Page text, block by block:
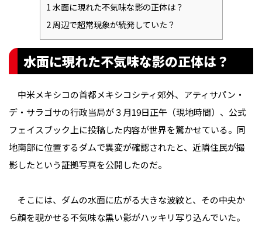
1水面に現れた不気味な影の正体は？
2周辺で超常現象が続発していた？
水面に現れた不気味な影の正体は？
中米メキシコの首都メキシコシティ郊外、アティサパン・
デ・サラゴサの行政当局が３月19日正午（現地時間）、公式
フェイスブック上に投稿した内容が世界を驚かせている。同
地南部に位置するダムで異変が確認された――と、近隣住民が撮
影したという証拠写真を公開したのだ。
そこには、ダムの水面に広がる大きな波紋と、その中央か
ら顔を覗かせる不気味な黒い影がハッキリ写り込んでいた。